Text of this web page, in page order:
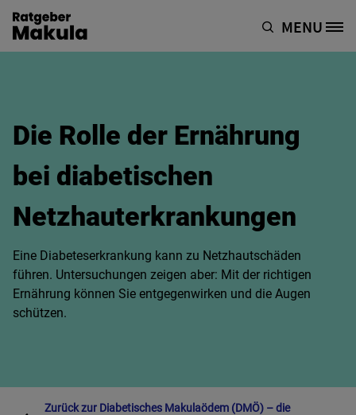
Site Logo
MENU
Die Rolle der Ernährung
bei diabetischen
Netzhauterkrankungen
Eine Diabeteserkrankung kann zu Netzhautschäden
führen. Untersuchungen zeigen aber: Mit der richtigen
Ernährung können Sie entgegenwirken und die Augen
schützen.
Zurück zur Diabetisches Makulaödem (DMÖ) – die